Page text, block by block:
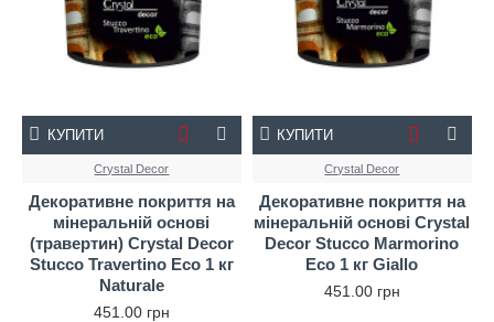
Crystal Decor
Декоративне покриття на
мінеральній основі
(травертин) Crystal Decor
Stucco Travertino Eco 1 кг
Naturale
451.00 грн
КУПИТИ
Crystal Decor
Декоративне покриття на
мінеральній основі Crystal
Decor Stucco Marmorino
Eco 1 кг Giallo
451.00 грн
КУПИТИ